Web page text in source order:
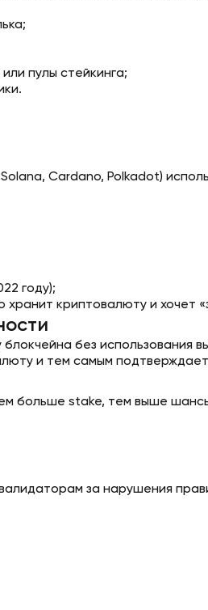
пулы стейкинга;
Cardano, Polkadot)
году);
криптовалюту и хочет
без
и тем самым
больше stake, тем выше
за нарушения